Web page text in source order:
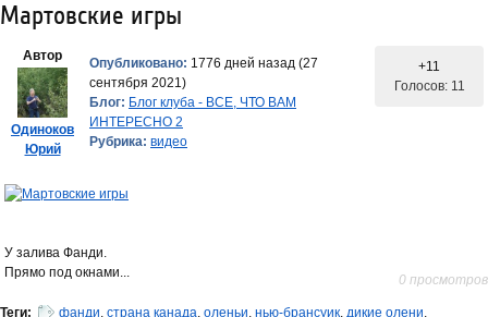
Мартовские игры
Автор
Одиноков
Юрий
Опубликовано: 1776 дней назад (27
сентября 2021)
Блог: Блог клуба - ВСЕ, ЧТО ВАМ
ИНТЕРЕСНО 2
Рубрика: видео
+11
Голосов: 11
У залива Фанди.
Прямо под окнами...
0 просмотров
Теги: фанди, страна канада, оленьи, нью-брансуик, дикие олени,